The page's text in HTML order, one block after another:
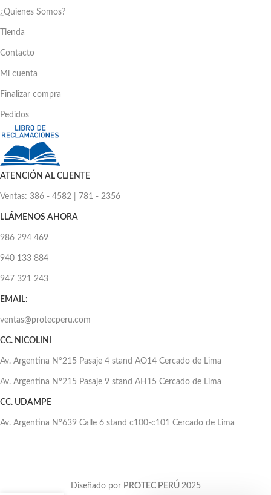
Información adicional:
Para tu comodidad, instala un teléfono
eléctrico en cualquier ambiente de tu
¿Quienes Somos?
Tienda
Contacto
Mi cuenta
Finalizar compra
Pedidos
ATENCIÓN AL CLIENTE
Ventas: 386 - 4582 | 781 - 2356
LLÁMENOS AHORA
986 294 469
940 133 884
947 321 243
EMAIL:
ventas@protecperu.com
CC. NICOLINI
Av. Argentina N°215 Pasaje 4 stand AO14 Cercado de Lima
Av. Argentina N°215 Pasaje 9 stand AH15 Cercado de Lima
CC. UDAMPE
Av. Argentina N°639 Calle 6 stand c100-c101 Cercado de Lima
Diseñado por PROTEC PERÚ 2025